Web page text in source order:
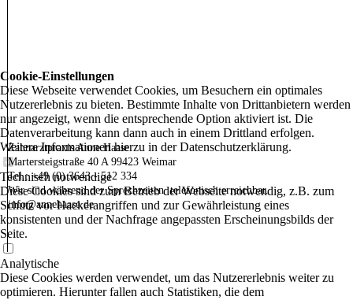
Zahnarztpraxis Anne Haase
Martersteigstraße 40 A 99423 Weimar
Tel.: +49 (0) 3643 - 512 334
Wir sind während der Sprechzeiten telefonisch erreichbar.
info@annehaase.de
Cookie-Einstellungen
Diese Webseite verwendet Cookies, um Besuchern ein optimales
Nutzererlebnis zu bieten. Bestimmte Inhalte von Drittanbietern werden
nur angezeigt, wenn die entsprechende Option aktiviert ist. Die
Datenverarbeitung kann dann auch in einem Drittland erfolgen.
Weitere Informationen hierzu in der Datenschutzerklärung.
Technisch notwendige
Diese Cookies sind zum Betrieb der Webseite notwendig, z.B. zum
Schutz vor Hackerangriffen und zur Gewährleistung eines
konsistenten und der Nachfrage angepassten Erscheinungsbilds der
Seite.
Analytische
Diese Cookies werden verwendet, um das Nutzererlebnis weiter zu
optimieren. Hierunter fallen auch Statistiken, die dem